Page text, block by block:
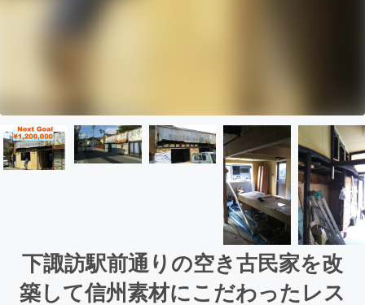
下諏訪駅前通りの空き古民家を改
築して信州素材にこだわったレス